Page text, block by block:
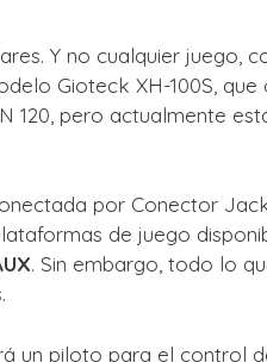
Y no cualquier juego,
Gioteck XH-100S,
120, pero actualmente
por Conector
de juego
. Sin embargo, todo lo
un piloto para el control